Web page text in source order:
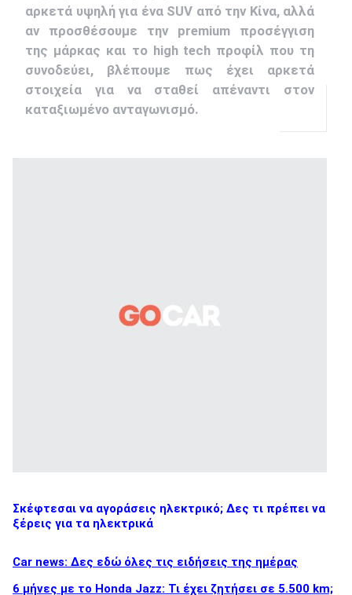
αρκετά υψηλή για ένα SUV από την Κίνα, αλλά
αν προσθέσουμε την premium προσέγγιση
της μάρκας και το high tech προφίλ που τη
συνοδεύει, βλέπουμε πως έχει αρκετά
στοιχεία για να σταθεί απέναντι στον
καταξιωμένο ανταγωνισμό.
Σκέφτεσαι να αγοράσεις ηλεκτρικό; Δες τι πρέπει να
ξέρεις για τα ηλεκτρικά
Car news: Δες εδώ όλες τις ειδήσεις της ημέρας
6 μήνες με το Honda Jazz: Τι έχει ζητήσει σε 5.500 km;